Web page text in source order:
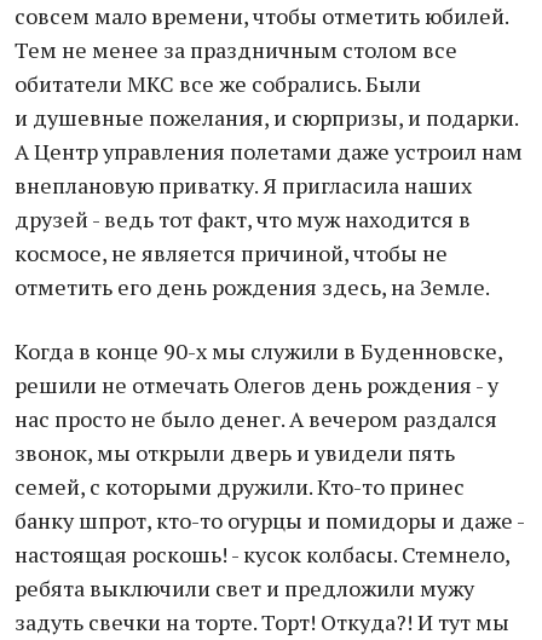
совсем мало времени, чтобы отметить юбилей.
Тем не менее за праздничным столом все
обитатели МКС все же собрались. Были
и душевные пожелания, и сюрпризы, и подарки.
А Центр управления полетами даже устроил нам
внеплановую приватку. Я пригласила наших
друзей - ведь тот факт, что муж находится в
космосе, не является причиной, чтобы не
отметить его день рождения здесь, на Земле.
Когда в конце 90-х мы служили в Буденновске,
решили не отмечать Олегов день рождения - у
нас просто не было денег. А вечером раздался
звонок, мы открыли дверь и увидели пять
семей, с которыми дружили. Кто-то принес
банку шпрот, кто-то огурцы и помидоры и даже -
настоящая роскошь! - кусок колбасы. Стемнело,
ребята выключили свет и предложили мужу
задуть свечки на торте. Торт! Откуда?! И тут мы